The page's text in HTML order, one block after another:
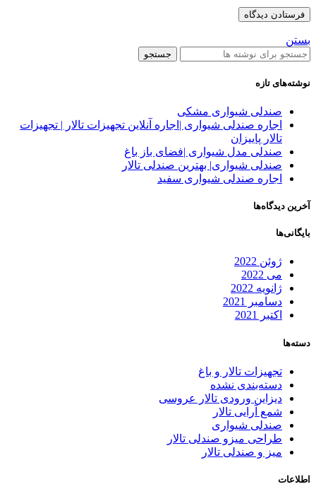
بستن
جستجو
نوشته‌های تازه
صندلی شیواری مشکی
اجاره صندلی شیواری |اجاره آنلاین تجهیزات تالار | تجهیزات
تالار پاییزان
صندلی مدل شیواری |فضای باز باغ
صندلی شیواری| بهترین صندلی تالار
اجاره صندلی شیواری سفید
آخرین دیدگاه‌ها
بایگانی‌ها
ژوئن 2022
می 2022
ژانویه 2022
دسامبر 2021
اکتبر 2021
دسته‌ها
تجهیزات تالار و باغ
دسته‌بندی نشده
دیزاین ورودی تالار عروسی
شمع آرایی تالار
صندلی شیواری
طراحی میزو صندلی تالار
میز و صندلی تالار
اطلاعات